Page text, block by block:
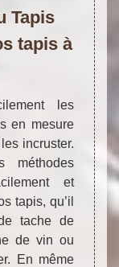
Tapis
tapis à
les
en mesure
incruster.
méthodes
et
tapis, qu’il
tache de
de vin ou
En même